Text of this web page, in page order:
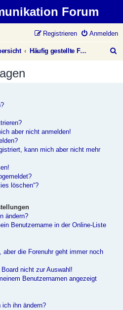
Forum
Anmelden
Registrieren
Häufig gestellte Fragen
aber nicht anmelden!
kann mich aber nicht mehr
löschen“?
ändern?
Benutzername in der Online-Liste
aber die Forenuhr geht immer noch
nicht zur Auswahl!
Benutzernamen angezeigt
ihn ändern?